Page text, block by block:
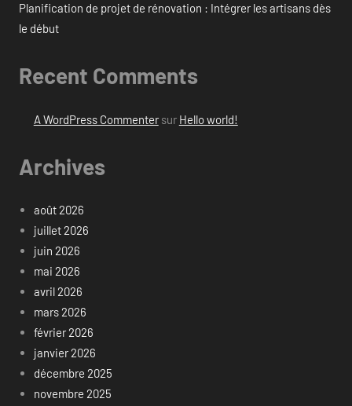
Planification de projet de rénovation : Intégrer les artisans dès
le début
Recent Comments
A WordPress Commentersur Hello world!
Archives
août 2026
juillet 2026
juin 2026
mai 2026
avril 2026
mars 2026
février 2026
janvier 2026
décembre 2025
novembre 2025